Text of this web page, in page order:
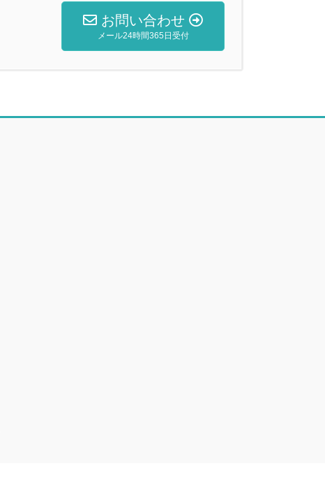
お問い合わせ
メール24時間365日受付